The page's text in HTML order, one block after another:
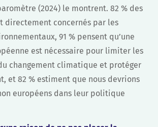
(2024) le montrent. 82 % des
directement concernés par les
91 % pensent qu’une
est nécessaire pour limiter les
changement climatique et protéger
et 82 % estiment que nous devrions
européens dans leur politique